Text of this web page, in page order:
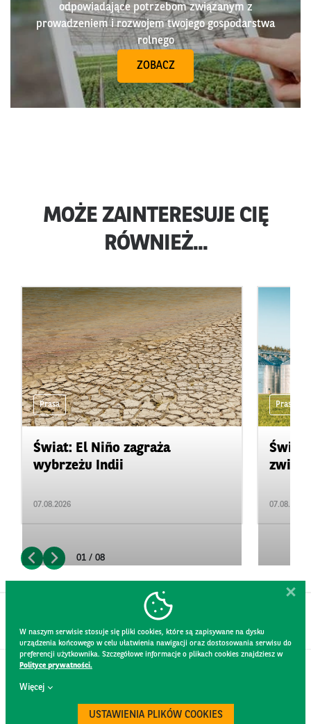
odpowiadające potrzebom związanym z
prowadzeniem i rozwojem twojego gospodarstwa
rolnego
ZOBACZ
MOŻE ZAINTERESUJE CIĘ
RÓWNIEŻ...
Prasa
Świat: El Niño zagraża
wybrzeżu Indii
07.08.2026
Prasa
07.08.2026
01 / 08
W naszym serwisie stosuje się pliki cookies, które są zapisywane na dysku
urządzenia końcowego w celu ułatwienia nawigacji oraz dostosowania serwisu do
preferencji użytkownika. Szczegółowe informacje o plikach cookies znajdziesz w
Polityce prywatności.
Więcej
USTAWIENIA PLIKÓW COOKIES
KONTAKT
REGULAMIN STRONY
POLITYKA PRYWATNOŚCI